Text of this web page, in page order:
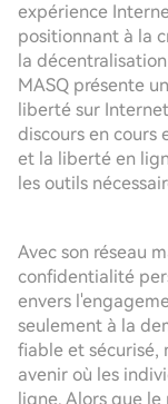
expérience
positionnant à la
la
MASQ présente
liberté sur
discours en cours
et la liberté en
les outils
Avec son réseau
confidentialité
envers
seulement à la
fiable et sécurisé,
avenir où les
ligne. Alors que